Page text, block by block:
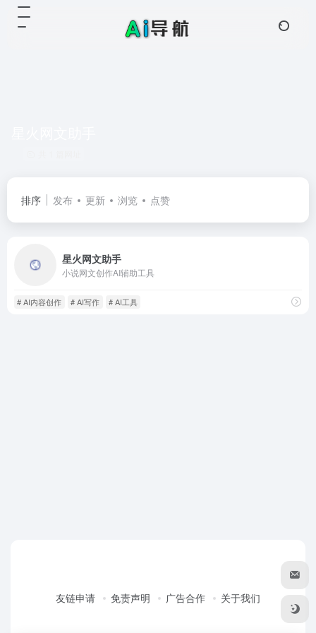
排序 发布 更新 浏览 点赞
星火网文助手
小说网文创作AI辅助工具
# AI内容创作 # AI写作 # AI工具
友链申请 免责声明 广告合作 关于我们